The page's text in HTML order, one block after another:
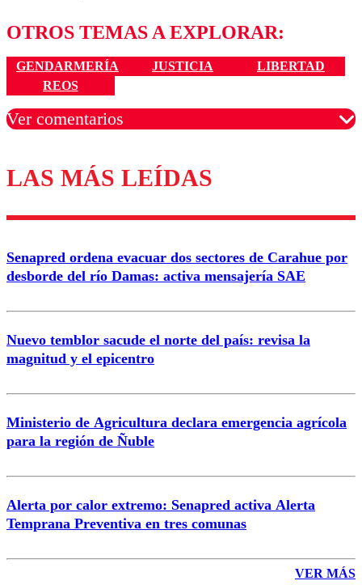
OTROS TEMAS A EXPLORAR:
GENDARMERÍA JUSTICIA
LIBERTAD
REOS
Ver comentarios
Los comentarios son moderados para garantizar un
diálogo respetuoso.
Correo
LAS MÁS LEÍDAS
Senapred ordena evacuar dos sectores de Carahue por
desborde del río Damas: activa mensajería SAE
Nuevo temblor sacude el norte del país: revisa la
magnitud y el epicentro
Ministerio de Agricultura declara emergencia agrícola
para la región de Ñuble
Alerta por calor extremo: Senapred activa Alerta
Temprana Preventiva en tres comunas
VER MÁS